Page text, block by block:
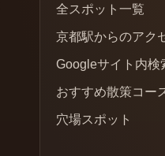
全スポット一覧
京都駅からのアク
Googleサイト内検
おすすめ散策コー
穴場スポット